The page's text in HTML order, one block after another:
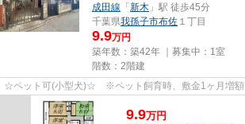
成田線 「 新木 」駅 徒歩45分
千葉県我孫子市布佐 １丁目
9.9万円
築年数：築42年 ｜募集中： 1室
階数：2階建
☆ペット可(小型犬)☆ ※ペット飼育時、敷金1ヶ月増額
9.9万円